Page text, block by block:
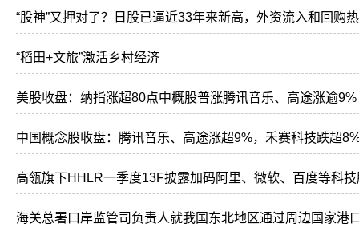
“股神”又押对了？日股已逼近33年来新高，外资流入和回购
“稻田+文旅”激活乡村经济
美股收盘：纳指涨超80点中概股普涨腾讯音乐、高途涨逾9%
中国概念股收盘：腾讯音乐、高途涨超9%，禾赛科技跌超
高瓴旗下HHLR一季度13F披露加码阿里、微软、百度等科技
海关总署口岸监管司负责人就我国东北地区通过周边国家港